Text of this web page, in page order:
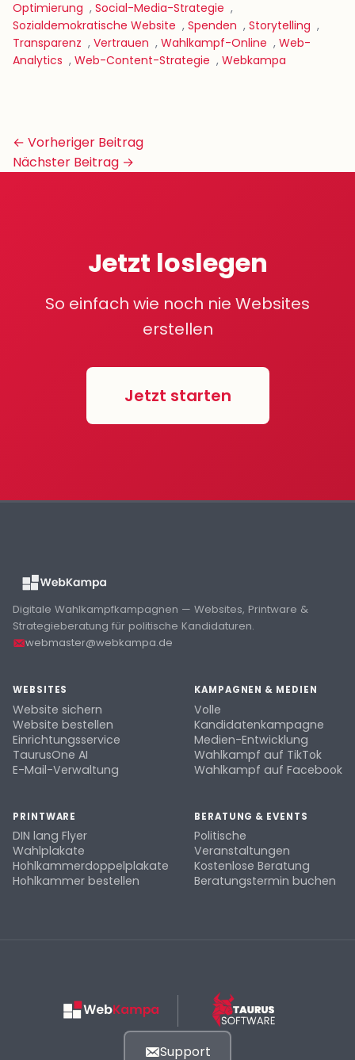
Optimierung , Social-Media-Strategie ,
Sozialdemokratische Website , Spenden , Storytelling ,
Transparenz , Vertrauen , Wahlkampf-Online , Web-
Analytics , Web-Content-Strategie , Webkampa
Beitrags-
Navigation
← Vorheriger Beitrag
Nächster Beitrag →
Jetzt loslegen
So einfach wie noch nie Websites
erstellen
Jetzt starten
Digitale Wahlkampfkampagnen — Websites, Printware &
Strategieberatung für politische Kandidaturen.
webmaster@webkampa.de
WEBSITES
Website sichern
Website bestellen
Einrichtungsservice
TaurusOne AI
E-Mail-Verwaltung
KAMPAGNEN & MEDIEN
Volle
Kandidatenkampagne
Medien-Entwicklung
Wahlkampf auf TikTok
Wahlkampf auf Facebook
PRINTWARE
DIN lang Flyer
Wahlplakate
Hohlkammerdoppelplakate
Hohlkammer bestellen
BERATUNG & EVENTS
Politische
Veranstaltungen
Kostenlose Beratung
Beratungstermin buchen
Support